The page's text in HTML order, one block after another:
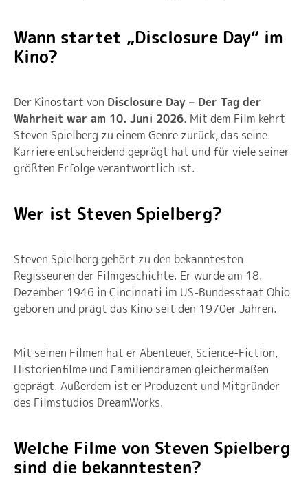
Wann startet „Disclosure Day“ im
Kino?
Der Kinostart von Disclosure Day – Der Tag der
Wahrheit war am 10. Juni 2026. Mit dem Film kehrt
Steven Spielberg zu einem Genre zurück, das seine
Karriere entscheidend geprägt hat und für viele seiner
größten Erfolge verantwortlich ist.
Wer ist Steven Spielberg?
Steven Spielberg gehört zu den bekanntesten
Regisseuren der Filmgeschichte. Er wurde am 18.
Dezember 1946 in Cincinnati im US-Bundesstaat Ohio
geboren und prägt das Kino seit den 1970er Jahren.
Mit seinen Filmen hat er Abenteuer, Science-Fiction,
Historienfilme und Familiendramen gleichermaßen
geprägt. Außerdem ist er Produzent und Mitgründer
des Filmstudios DreamWorks.
Welche Filme von Steven Spielberg
sind die bekanntesten?